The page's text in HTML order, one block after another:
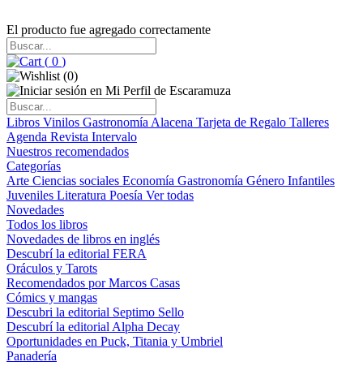
El producto fue agregado correctamente
( 0 )
(0)
Libros Vinilos Gastronomía Alacena Tarjeta de Regalo Talleres
Agenda Revista Intervalo
Nuestros recomendados
Categorías
Arte Ciencias sociales Economía Gastronomía Género Infantiles
Juveniles Literatura Poesía Ver todas
Novedades
Todos los libros
Novedades de libros en inglés
Descubrí la editorial FERA
Oráculos y Tarots
Recomendados por Marcos Casas
Cómics y mangas
Descubri la editorial Septimo Sello
Descubrí la editorial Alpha Decay
Oportunidades en Puck, Titania y Umbriel
Panadería